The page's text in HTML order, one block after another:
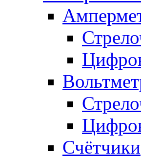
Счётчики